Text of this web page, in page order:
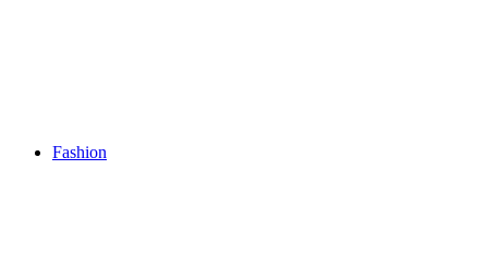
Fashion